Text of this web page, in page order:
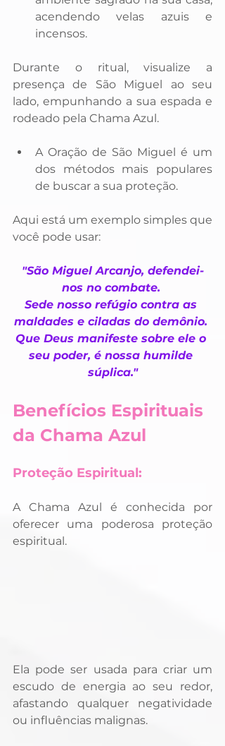
acendendo velas azuis e
incensos.
Durante o ritual, visualize a
presença de São Miguel ao seu
lado, empunhando a sua espada e
rodeado pela Chama Azul.
A Oração de São Miguel é um
dos métodos mais populares
de buscar a sua proteção.
Aqui está um exemplo simples que
você pode usar:
"São Miguel Arcanjo, defendei-
nos no combate.
Sede nosso refúgio contra as
maldades e ciladas do demônio.
Que Deus manifeste sobre ele o
seu poder, é nossa humilde
súplica."
Benefícios Espirituais
da Chama Azul
Proteção Espiritual:
A Chama Azul é conhecida por
oferecer uma poderosa proteção
espiritual.
Ela pode ser usada para criar um
escudo de energia ao seu redor,
afastando qualquer negatividade
ou influências malignas.